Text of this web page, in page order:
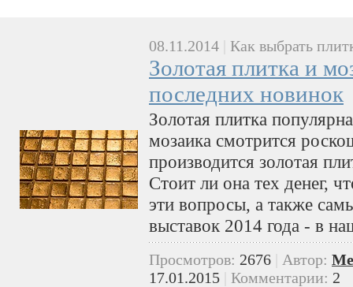
08.11.2014 Как выбрать
Золотая плитка и
последних новинок
Золотая плитка
мозаика смотрится
производится золотая
Стоит ли она тех денег,
эти вопросы, а также
выставок 2014 года - в
Просмотров: 2676 Автор:
17.01.2015
Комментарии: 2